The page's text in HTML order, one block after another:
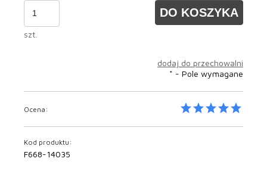
szt.
DO KOSZYKA
dodaj do przechowalni
* - Pole wymagane
Ocena:
Kod produktu:
F668-14035